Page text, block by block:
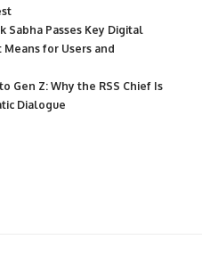
Sabha Passes Key Digital
for Users and
Gen Z: Why the RSS Chief Is
Dialogue